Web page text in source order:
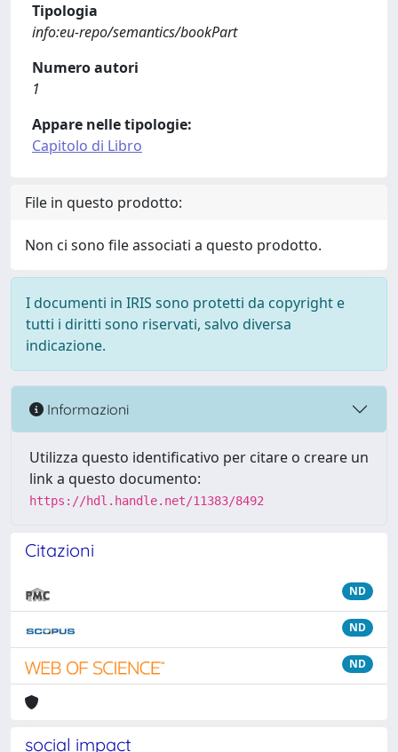
Tipologia
info:eu-repo/semantics/bookPart
Numero autori
1
Appare nelle tipologie:
Capitolo di Libro
File in questo prodotto:
Non ci sono file associati a questo prodotto.
I documenti in IRIS sono protetti da copyright e
tutti i diritti sono riservati, salvo diversa
indicazione.
Informazioni
Utilizza questo identificativo per citare o creare un
link a questo documento:
https://hdl.handle.net/11383/8492
Citazioni
ND
ND
ND
social impact